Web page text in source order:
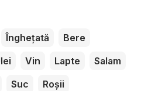
Înghețată
Bere
Vin Lapte
Salam
Suc Roșii